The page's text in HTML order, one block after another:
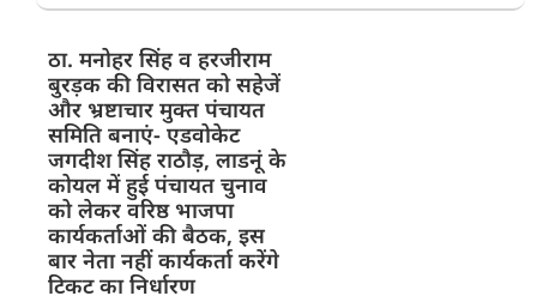
ठा. मनोहर सिंह व हरजीराम
बुरड़क की विरासत को सहेजें
और भ्रष्टाचार मुक्त पंचायत
समिति बनाएं- एडवोकेट
जगदीश सिंह राठौड़, लाडनूं के
कोयल में हुई पंचायत चुनाव
को लेकर वरिष्ठ भाजपा
कार्यकर्ताओं की बैठक, इस
बार नेता नहीं कार्यकर्ता करेंगे
टिकट का निर्धारण